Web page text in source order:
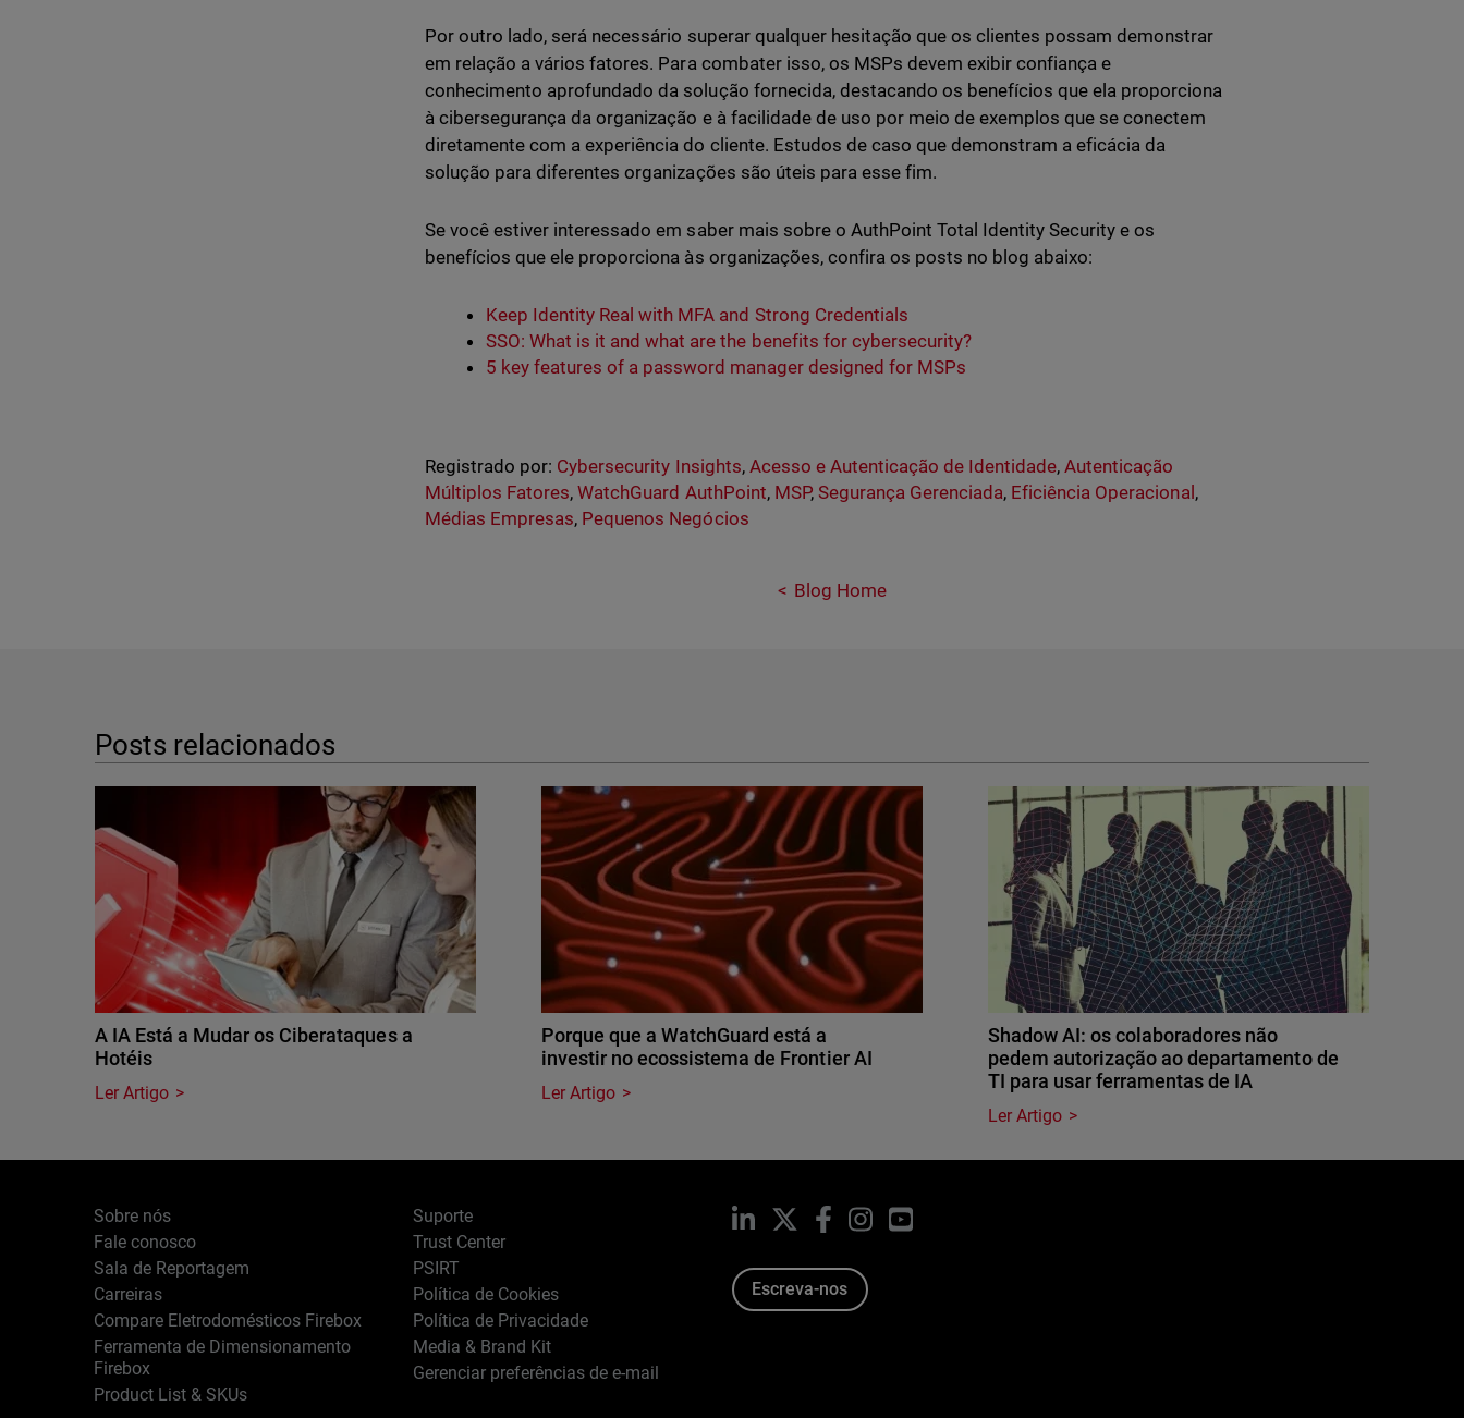
Por outro lado, será necessário superar qualquer hesitação que os clientes possam demonstrar
em relação a vários fatores. Para combater isso, os MSPs devem exibir confiança e
conhecimento aprofundado da solução fornecida, destacando os benefícios que ela proporciona
à cibersegurança da organização e à facilidade de uso por meio de exemplos que se conectem
diretamente com a experiência do cliente. Estudos de caso que demonstram a eficácia da
solução para diferentes organizações são úteis para esse fim.
Se você estiver interessado em saber mais sobre o AuthPoint Total Identity Security e os
benefícios que ele proporciona às organizações, confira os posts no blog abaixo:
Keep Identity Real with MFA and Strong Credentials
SSO: What is it and what are the benefits for cybersecurity?
5 key features of a password manager designed for MSPs
Registrado por: Cybersecurity Insights, Acesso e Autenticação de Identidade,Autenticação
Múltiplos Fatores,WatchGuard AuthPoint, MSP, Segurança Gerenciada, Eficiência Operacional ,
Médias Empresas, Pequenos Negócios
Blog Home
Posts relacionados
A IA Está a Mudar os Ciberataques a
Hotéis
Ler Artigo
Porque que a WatchGuard está a
investir no ecossistema de Frontier AI
Ler Artigo
Shadow AI: os colaboradores não
pedem autorização ao departamento de
TI para usar ferramentas de IA
Ler Artigo
Sobre nós
Fale conosco
Sala de Reportagem
Carreiras
Compare Eletrodomésticos Firebox
Ferramenta de Dimensionamento
Firebox
Product List & SKUs
Suporte
Trust Center
PSIRT
Política de Cookies
Política de Privacidade
Media & Brand Kit
Gerenciar preferências de e-mail
LinkedIn Facebook
InstagramYouTube
Escreva-nos